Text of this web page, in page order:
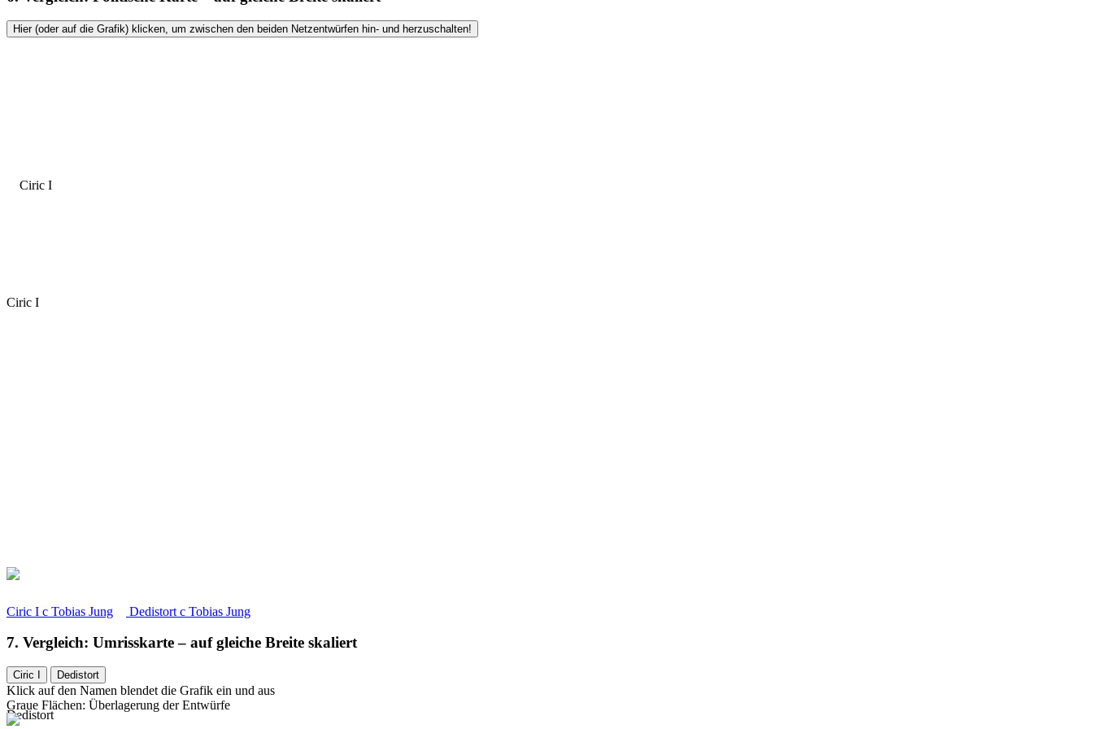
Dedistort
Hier (oder auf die Grafik) klicken, um zwischen den beiden Netzentwürfen hin- und herzuschalten!
Ciric I
Ciric I c Tobias Jung Dedistort c Tobias Jung
7. Vergleich: Umrisskarte – auf gleiche Breite skaliert
Ciric I Dedistort
Klick auf den Namen blendet die Grafik ein und aus
Graue Flächen: Überlagerung der Entwürfe